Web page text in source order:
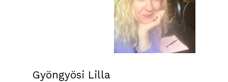
Gyöngyösi Lilla